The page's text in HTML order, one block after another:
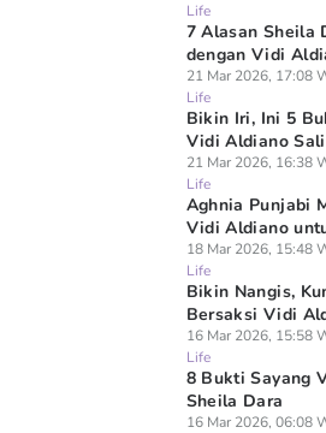
Life
7 Alasan Sheila
dengan Vidi
21 Mar 2026, 17:08
Life
Bikin Iri, Ini 5
Vidi Aldiano
21 Mar 2026, 16:38
Life
Aghnia Punjabi
Vidi Aldiano
18 Mar 2026, 15:48
Life
Bikin Nangis,
Bersaksi Vidi
16 Mar 2026, 15:58
Life
8 Bukti Sayang
Sheila Dara
16 Mar 2026, 06:08